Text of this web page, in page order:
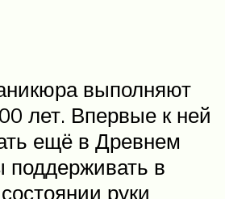
выполняют
лет. Впервые к ней
ещё в Древнем
поддерживать в
руки